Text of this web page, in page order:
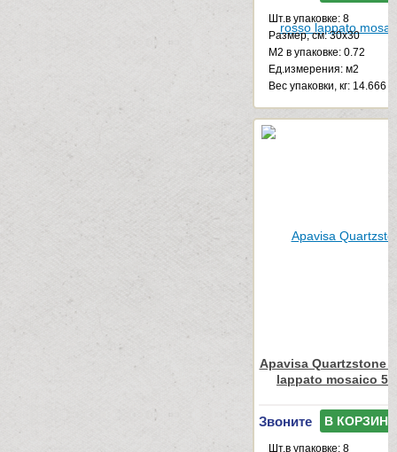
Шт.в упаковке: 8
Размер, см: 30x30
М2 в упаковке: 0.72
Ед.измерения: м2
Веc упаковки, кг: 14.666
Apavisa Quartzstone
lappato mosaico
Звоните В КОРЗИНУ
Шт.в упаковке: 8